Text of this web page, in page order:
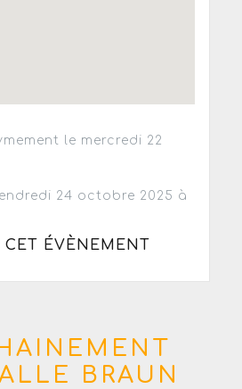
le mercredi 22
24 octobre 2025 à
CET ÉVÈNEMENT
BRAUN